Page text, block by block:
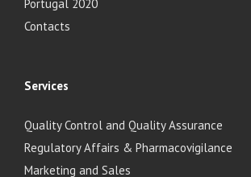
Portugal 2020
Contacts
Services
Quality Control and Quality Assurance
Regulatory Affairs & Pharmacovigilance
Marketing and Sales